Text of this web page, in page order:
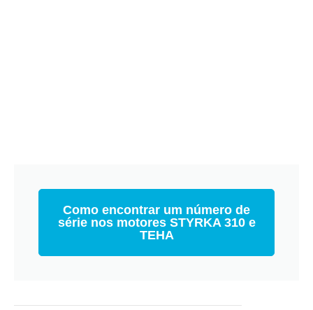
Como encontrar um número de
série nos motores STYRKA 310 e
TEHA